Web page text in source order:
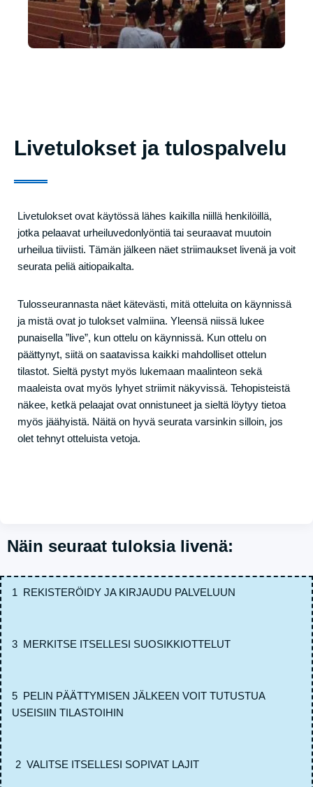
Livetulokset ja tulospalvelu
Livetulokset ovat käytössä lähes kaikilla niillä henkilöillä,
jotka pelaavat urheiluvedonlyöntiä tai seuraavat muutoin
urheilua tiiviisti. Tämän jälkeen näet striimaukset livenä ja voit
seurata peliä aitiopaikalta.
Tulosseurannasta näet kätevästi, mitä otteluita on käynnissä
ja mistä ovat jo tulokset valmiina. Yleensä niissä lukee
punaisella ”live”, kun ottelu on käynnissä. Kun ottelu on
päättynyt, siitä on saatavissa kaikki mahdolliset ottelun
tilastot. Sieltä pystyt myös lukemaan maalinteon sekä
maaleista ovat myös lyhyet striimit näkyvissä. Tehopisteistä
näkee, ketkä pelaajat ovat onnistuneet ja sieltä löytyy tietoa
myös jäähyistä. Näitä on hyvä seurata varsinkin silloin, jos
olet tehnyt otteluista vetoja.
Näin seuraat tuloksia livenä:
1 REKISTERÖIDY JA KIRJAUDU PALVELUUN
3 MERKITSE ITSELLESI SUOSIKKIOTTELUT
5 PELIN PÄÄTTYMISEN JÄLKEEN VOIT TUTUSTUA
USEISIIN TILASTOIHIN
2 VALITSE ITSELLESI SOPIVAT LAJIT